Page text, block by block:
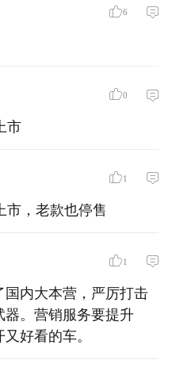
6
0
市
1
市，老款也停售
1
内大本营，严厉打击
。营销服务要提升
好看的车。